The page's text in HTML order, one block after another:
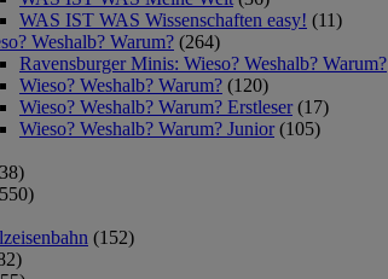
WAS IST WAS Wissenschaften easy! (11)
Weshalb? Warum? (264)
Ravensburger Minis: Wieso? Weshalb? Warum?
Wieso? Weshalb? Warum? (120)
Wieso? Weshalb? Warum? Erstleser (17)
Wieso? Weshalb? Warum? Junior (105)
(152)